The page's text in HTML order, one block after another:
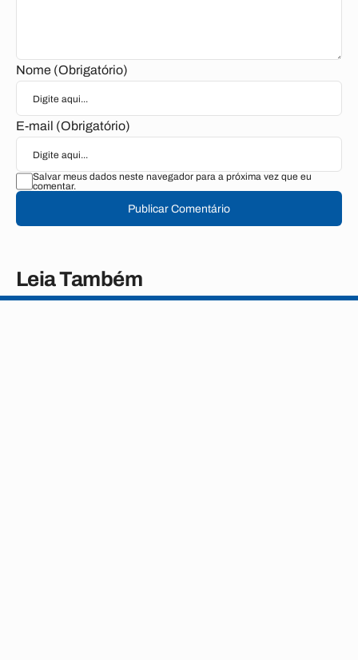
Nome (Obrigatório)
E-mail (Obrigatório)
Salvar meus dados neste navegador para a próxima vez que eu
comentar.
Publicar Comentário
Leia Também